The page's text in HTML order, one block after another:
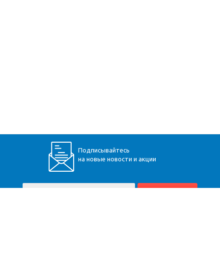
Подписывайтесь
на новые новости и акции